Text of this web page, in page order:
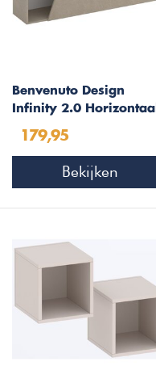
Benvenuto Design
Infinity 2.0 Horizontaal
Afgeschuind
179,95
Bekijken